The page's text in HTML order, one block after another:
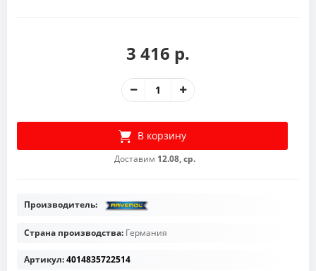
3 416 р.
В корзину
Доставим 12.08, ср.
Производитель:
Страна производства: Германия
Артикул:4014835722514